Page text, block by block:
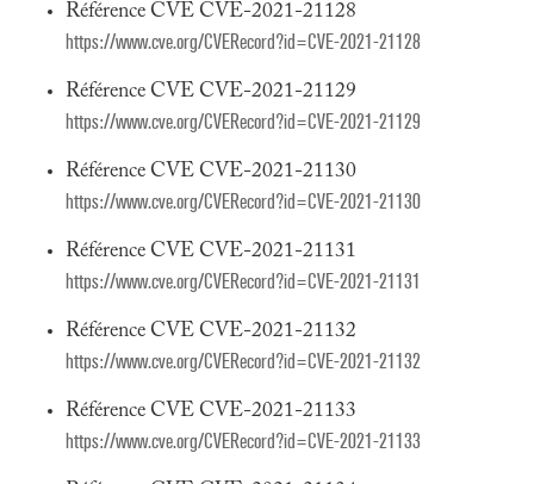
Référence CVE CVE-2021-21128
https://www.cve.org/CVERecord?id=CVE-2021-21128
Référence CVE CVE-2021-21129
https://www.cve.org/CVERecord?id=CVE-2021-21129
Référence CVE CVE-2021-21130
https://www.cve.org/CVERecord?id=CVE-2021-21130
Référence CVE CVE-2021-21131
https://www.cve.org/CVERecord?id=CVE-2021-21131
Référence CVE CVE-2021-21132
https://www.cve.org/CVERecord?id=CVE-2021-21132
Référence CVE CVE-2021-21133
https://www.cve.org/CVERecord?id=CVE-2021-21133